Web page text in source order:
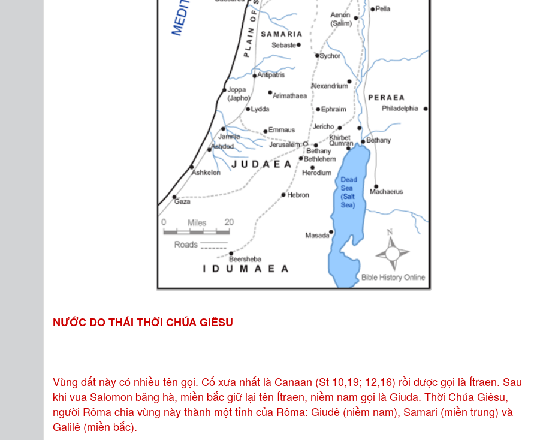
NƯỚC DO THÁI THỜI CHÚA GIÊSU
Vùng đất này có nhiều tên gọi. Cổ xưa nhất là Canaan (St 10,19; 12,16) rồi được gọi là Ítraen. Sau
khi vua Salomon băng hà, miền bắc giữ lại tên Ítraen, niềm nam gọi là Giuđa. Thời Chúa Giêsu,
người Rôma chia vùng này thành một tỉnh của Rôma: Giuđê (niềm nam), Samari (miền trung) và
Galilê (miền bắc).